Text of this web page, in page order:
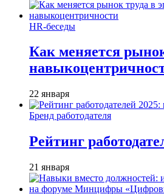
HR-беседы
Как меняется
22 января
Бренд работодателя
Рейтинг
21 января